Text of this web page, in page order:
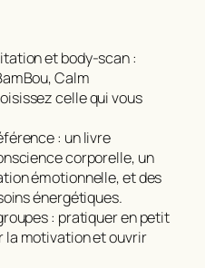
et body-scan :
Calm
celle qui vous
: un livre
corporelle, un
émotionnelle, et des
énergétiques.
: pratiquer en petit
la motivation et ouvrir